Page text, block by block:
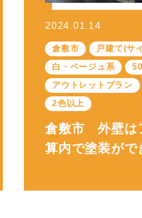
2024.01.14
倉敷市
戸建て(サ
白・ベージュ系
アウトレットプラン
2色以上
倉敷市 外壁は
算内で塗装がで